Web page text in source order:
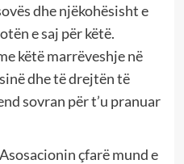
dhe njëkohësisht e
e saj për këtë.
këtë marrëveshje në
dhe të drejtën të
sovran për t’u pranuar
çfarë mund e